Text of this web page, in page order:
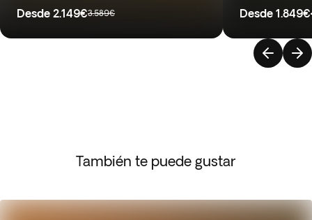
Desde 2.149€3.589€ Desde 1.849€
También te puede gustar